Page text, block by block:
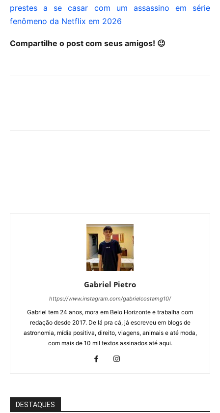
prestes a se casar com um assassino em série
fenômeno da Netflix em 2026
Compartilhe o post com seus amigos! 😉
Gabriel Pietro
https://www.instagram.com/gabrielcostamg10/
Gabriel tem 24 anos, mora em Belo Horizonte e trabalha com
redação desde 2017. De lá pra cá, já escreveu em blogs de
astronomia, mídia positiva, direito, viagens, animais e até moda,
com mais de 10 mil textos assinados até aqui.
DESTAQUES